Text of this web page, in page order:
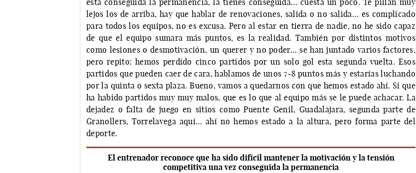
está conseguida la permanencia, la tienes conseguida… cuesta un poco. Te pillan muy
lejos los de arriba, hay que hablar de renovaciones, salida o no salida… es complicado
para todos los equipos, no es excusa. Pero al estar en tierra de nadie, no he sido capaz
de que el equipo sumara más puntos, es la realidad. También por distintos motivos
como lesiones o desmotivación, un querer y no poder… se han juntado varios factores,
pero repito: hemos perdido cinco partidos por un solo gol esta segunda vuelta. Esos
partidos que pueden caer de cara, hablamos de unos 7-8 puntos más y estarías luchando
por la quinta o sexta plaza. Bueno, vamos a quedarnos con que hemos estado ahí. Sí que
ha habido partidos muy muy malos, que es lo que al equipo más se le puede achacar. La
dejadez o falta de juego en sitios como Puente Genil, Guadalajara, segunda parte de
Granollers, Torrelavega aquí… ahí no hemos estado a la altura, pero forma parte del
deporte.
El entrenador reconoce que ha sido difícil mantener la motivación y la tensión
competitiva una vez conseguida la permanencia